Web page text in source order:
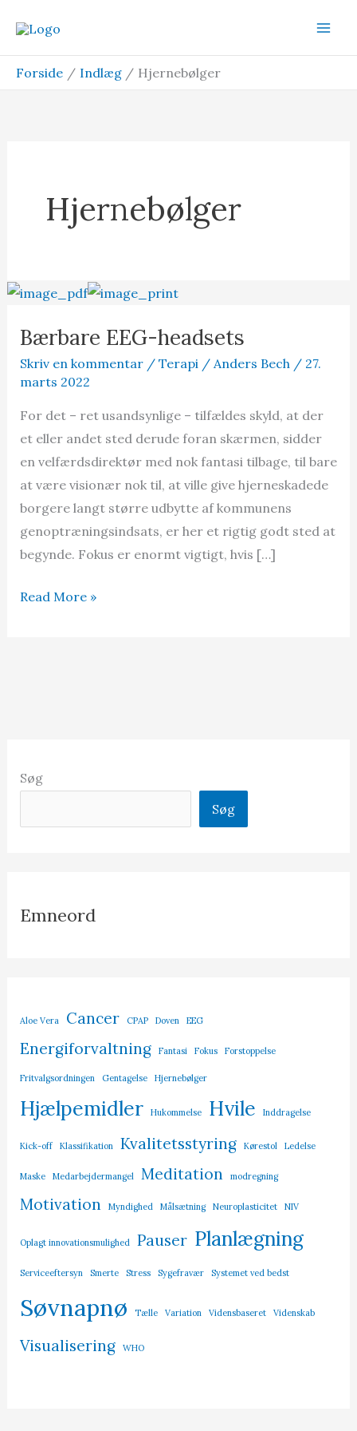
indholdet
Forside
Indlæg Hjernebølger
Hjernebølger
Bærbare EEG-headsets
Skriv en kommentar / Terapi / Anders Bech / 27.
marts 2022
For det – ret usandsynlige – tilfældes skyld, at der
et eller andet sted derude foran skærmen, sidder
en velfærdsdirektør med nok fantasi tilbage, til bare
at være visionær nok til, at ville give hjerneskadede
borgere langt større udbytte af kommunens
genoptræningsindsats, er her et rigtig godt sted at
begynde. Fokus er enormt vigtigt, hvis […]
Bærbare
Read More »
Søg
Søg
Emneord
Aloe Vera Cancer CPAP Doven EEG
Energiforvaltning Fantasi Fokus Forstoppelse
Fritvalgsordningen Gentagelse Hjernebølger
Hjælpemidler Hukommelse Hvile Inddragelse
Kick-off Klassifikation Kvalitetsstyring Kørestol Ledelse
Maske Medarbejdermangel Meditation modregning
Motivation Myndighed Målsætning Neuroplasticitet NIV
Oplagt innovationsmulighed Pauser Planlægning
Serviceeftersyn Smerte Stress Sygefravær Systemet ved bedst
Søvnapnø Tælle Variation Vidensbaseret Videnskab
Visualisering WHO